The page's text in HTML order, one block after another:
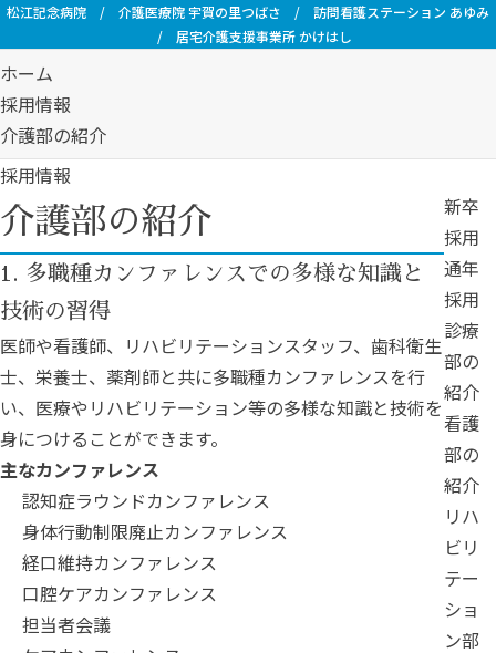
松江記念病院 / 介護医療院 宇賀の里つばさ / 訪問看護ステーション あゆみ
/ 居宅介護支援事業所 かけはし
ホーム
採用情報
介護部の紹介
採用情報
介護部の紹介
1. 多職種カンファレンスでの多様な知識と
技術の習得
医師や看護師、リハビリテーションスタッフ、歯科衛生
士、栄養士、薬剤師と共に多職種カンファレンスを行
い、医療やリハビリテーション等の多様な知識と技術を
身につけることができます。
主なカンファレンス
認知症ラウンドカンファレンス
身体行動制限廃止カンファレンス
経口維持カンファレンス
口腔ケアカンファレンス
担当者会議
新卒
採用
通年
採用
診療
部の
紹介
看護
部の
紹介
リハ
ビリ
テー
ショ
ン部